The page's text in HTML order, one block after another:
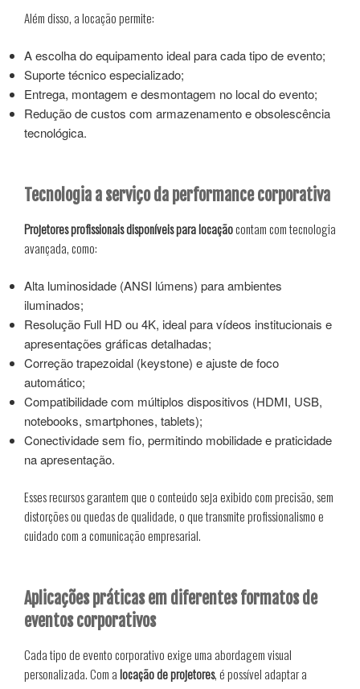
Além disso, a locação permite:
A escolha do equipamento ideal para cada tipo de evento;
Suporte técnico especializado;
Entrega, montagem e desmontagem no local do evento;
Redução de custos com armazenamento e obsolescência
tecnológica.
Tecnologia a serviço da performance corporativa
Projetores profissionais disponíveis para locaçãocontam com tecnologia
avançada, como:
Alta luminosidade (ANSI lúmens) para ambientes
iluminados;
Resolução Full HD ou 4K, ideal para vídeos institucionais e
apresentações gráficas detalhadas;
Correção trapezoidal (keystone) e ajuste de foco
automático;
Compatibilidade com múltiplos dispositivos (HDMI, USB,
notebooks, smartphones, tablets);
Conectividade sem fio, permitindo mobilidade e praticidade
na apresentação.
Esses recursos garantem que o conteúdo seja exibido com precisão, sem
distorções ou quedas de qualidade, o que transmite profissionalismo e
cuidado com a comunicação empresarial.
Aplicações práticas em diferentes formatos de
eventos corporativos
Cada tipo de evento corporativo exige uma abordagem visual
personalizada. Com alocação de projetores, é possível adaptar a